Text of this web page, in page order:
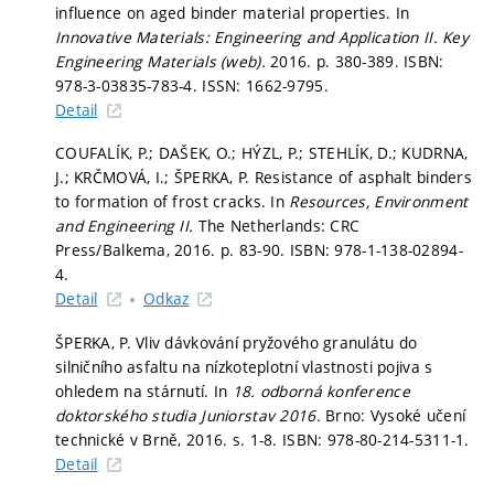
influence on aged binder material properties. In
Innovative Materials: Engineering and Application II. Key
Engineering Materials (web). 2016. p. 380-389. ISBN:
978-3-03835-783-4. ISSN: 1662-9795.
Detail
COUFALÍK, P.; DAŠEK, O.; HÝZL, P.; STEHLÍK, D.; KUDRNA,
J.; KRČMOVÁ, I.; ŠPERKA, P. Resistance of asphalt binders
to formation of frost cracks. In Resources, Environment
and Engineering II. The Netherlands: CRC
Press/Balkema, 2016. p. 83-90. ISBN: 978-1-138-02894-
4.
Detail
Odkaz
ŠPERKA, P. Vliv dávkování pryžového granulátu do
silničního asfaltu na nízkoteplotní vlastnosti pojiva s
ohledem na stárnutí. In 18. odborná konference
doktorského studia Juniorstav 2016. Brno: Vysoké učení
technické v Brně, 2016. s. 1-8. ISBN: 978-80-214-5311-1.
Detail